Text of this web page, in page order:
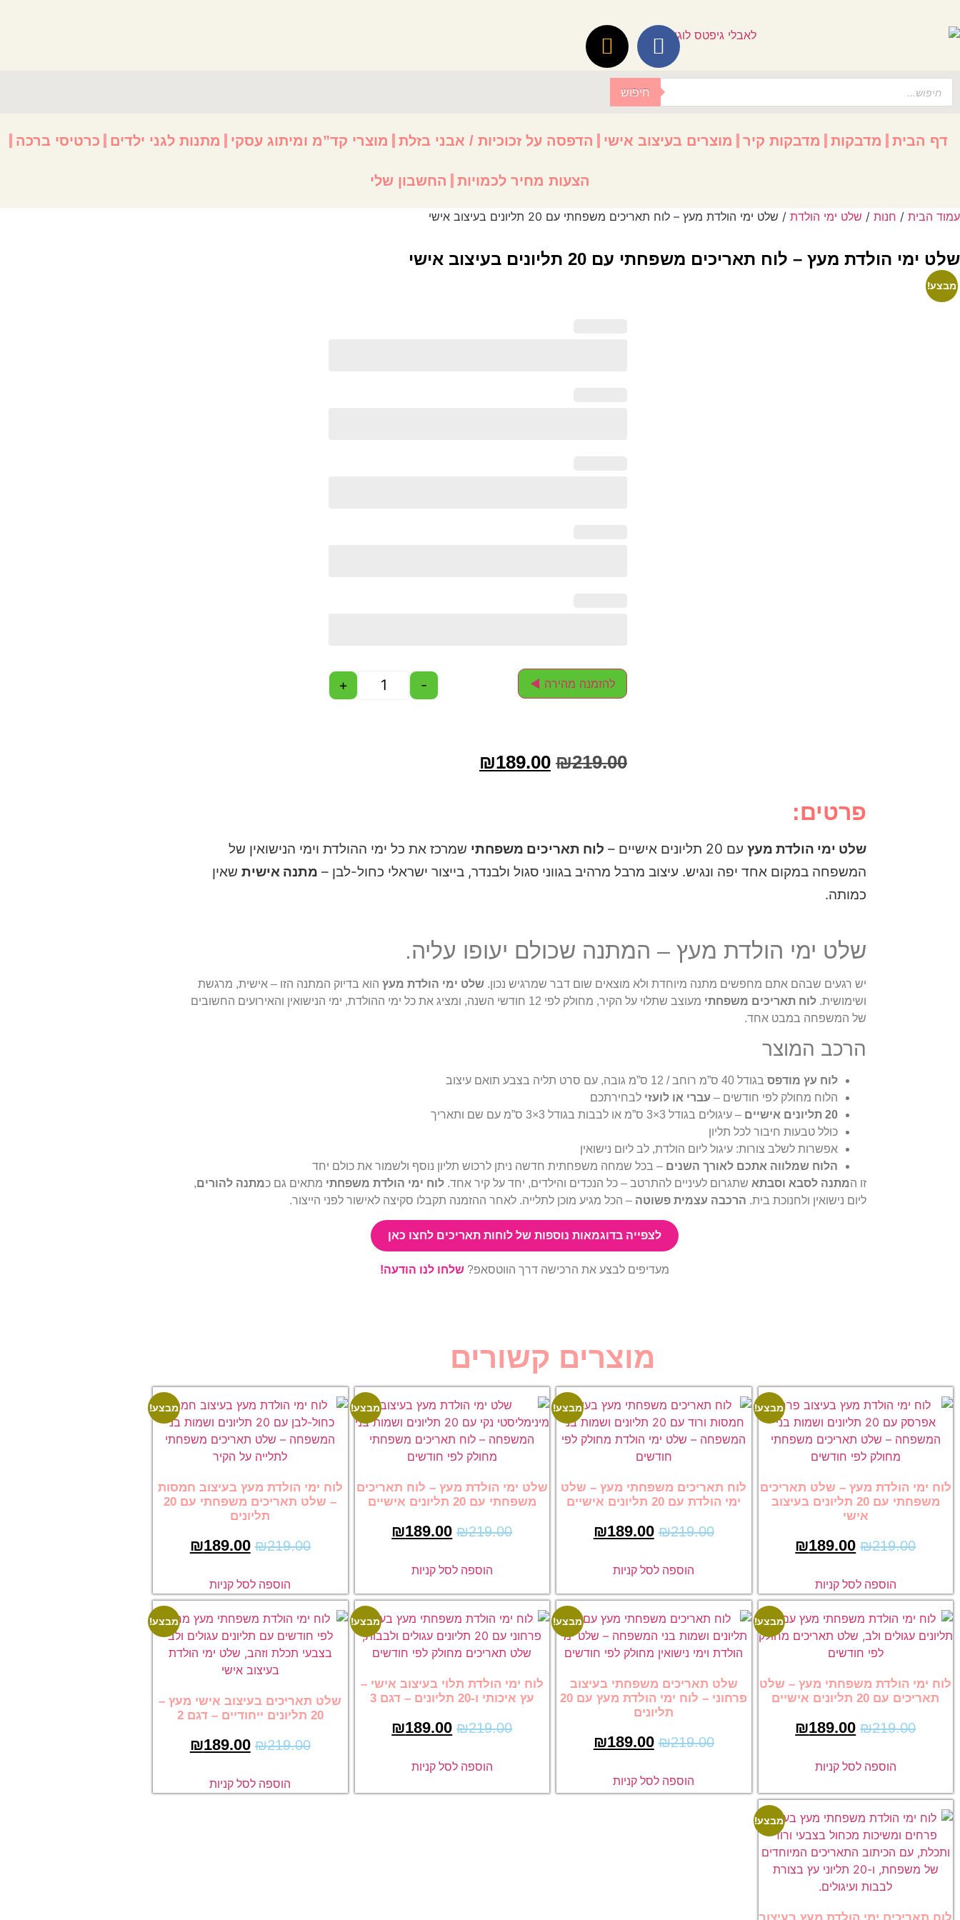
חיפוש
דף הבית מדבקות מדבקות קיר מוצרים בעיצוב אישי הדפסה על זכוכיות / אבני בזלת מוצרי קד”מ ומיתוג עסקי מתנות לגני ילדים כרטיסי ברכה
הצעות מחיר לכמויות החשבון שלי
עמוד הבית / חנות / שלט ימי הולדת / שלט ימי הולדת מעץ – לוח תאריכים משפחתי עם 20 תליונים בעיצוב אישי
שלט ימי הולדת מעץ – לוח תאריכים משפחתי עם 20 תליונים בעיצוב אישי
מבצע!
-
+ להזמנה מהירה ◄
₪219.00
₪189.00
פרטים:
שלט ימי הולדת מעץעם 20 תליונים אישיים – לוח תאריכים משפחתי שמרכז את כל ימי ההולדת וימי הנישואין של
המשפחה במקום אחד יפה ונגיש. עיצוב מרבל מרהיב בגווני סגול ולבנדר, בייצור ישראלי כחול-לבן – מתנה אישיתשאין
כמותה.
שלט ימי הולדת מעץ – המתנה שכולם יעופו עליה.
יש רגעים שבהם אתם מחפשים מתנה מיוחדת ולא מוצאים שום דבר שמרגיש נכון. שלט ימי הולדת מעץהוא בדיוק המתנה הזו – אישית, מרגשת
ושימושית. לוח תאריכים משפחתי
מעוצב שתלוי על הקיר, מחולק לפי 12 חודשי השנה, ומציג את כל ימי ההולדת, ימי הנישואין והאירועים החשובים
של המשפחה במבט אחד.
הרכב המוצר
לוח עץ מודפסבגודל 40 ס”מ רוחב / 12 ס”מ גובה, עם סרט תליה בצבע תואם עיצוב
הלוח מחולק לפי חודשים – עברי או לועזי לבחירתכם
20 תליונים אישיים
– עיגולים בגודל 3×3 ס”מ או לבבות בגודל 3×3 ס”מ עם שם ותאריך
כולל טבעות חיבור לכל תליון
אפשרות לשלב צורות: עיגול ליום הולדת, לב ליום נישואין
הלוח שמלווה אתכם לאורך השנים – בכל שמחה משפחתית חדשה ניתן לרכוש תליון נוסף ולשמור את כולם יחד
זו המתנה לסבא וסבתאשתגרום לעיניים להתרטב – כל הנכדים והילדים, יחד על קיר אחד. לוח ימי הולדת משפחתי מתאים גם כמתנה להורים,
ליום נישואין ולחנוכת בית. הרכבה עצמית פשוטה – הכל מגיע מוכן לתלייה. לאחר ההזמנה תקבלו סקיצה לאישור לפני הייצור.
לצפייה בדוגמאות נוספות של לוחות תאריכים לחצו כאן
מעדיפים לבצע את הרכישה דרך הווטסאפ?שלחו לנו הודעה!
מוצרים קשורים
מבצע!
לוח ימי הולדת מעץ – שלט תאריכים
משפחתי עם 20 תליונים בעיצוב
אישי
₪219.00
₪189.00
הוספה לסל קניות
מבצע!
לוח תאריכים משפחתי מעץ – שלט
ימי הולדת עם 20 תליונים אישיים
₪219.00
₪189.00
הוספה לסל קניות
מבצע!
שלט ימי הולדת מעץ – לוח תאריכים
משפחתי עם 20 תליונים אישיים
₪219.00
₪189.00
הוספה לסל קניות
מבצע!
לוח ימי הולדת מעץ בעיצוב חמסות
– שלט תאריכים משפחתי עם 20
תליונים
₪219.00
₪189.00
הוספה לסל קניות
מבצע!
לוח ימי הולדת משפחתי מעץ – שלט
תאריכים עם 20 תליונים אישיים
₪219.00
₪189.00
הוספה לסל קניות
מבצע!
שלט תאריכים משפחתי בעיצוב
פרחוני – לוח ימי הולדת מעץ עם 20
תליונים
₪219.00
₪189.00
הוספה לסל קניות
מבצע!
לוח ימי הולדת תלוי בעיצוב אישי –
עץ איכותי ו-20 תליונים – דגם 3
₪219.00
₪189.00
הוספה לסל קניות
מבצע!
שלט תאריכים בעיצוב אישי מעץ –
20 תליונים ייחודיים – דגם 2
₪219.00
₪189.00
הוספה לסל קניות
מבצע!